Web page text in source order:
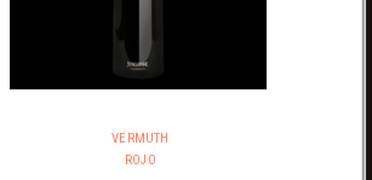
VERMUTH
ROJO